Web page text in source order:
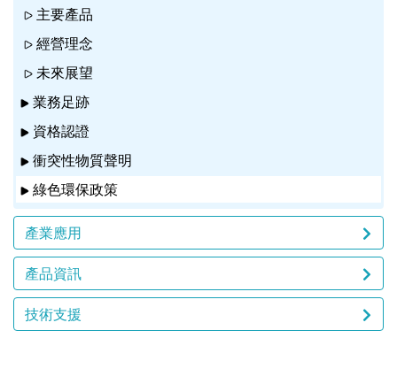
主要產品
經營理念
未來展望
業務足跡
資格認證
衝突性物質聲明
綠色環保政策
產業應用
產品資訊
技術支援